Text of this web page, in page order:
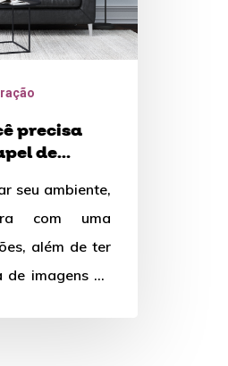
precisa
de
seu ambiente,
com uma
além de ter
imagens de